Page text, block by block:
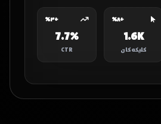
+٨%
1.6K
کلیکەکان
+٣%
7.7%
CTR